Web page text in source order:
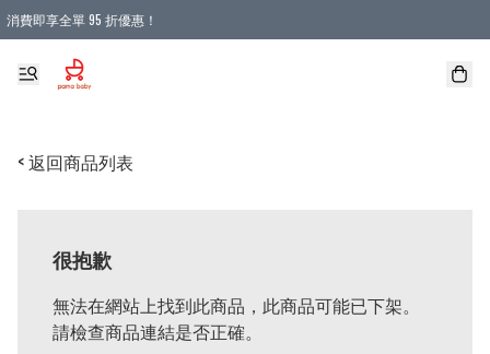
消費即享全單 95 折優惠！
購物滿 HKD 900.00即享免運費優惠！（適用於 本地送貨、本地取貨 )
< 返回商品列表
很抱歉
無法在網站上找到此商品，此商品可能已下架。
請檢查商品連結是否正確。